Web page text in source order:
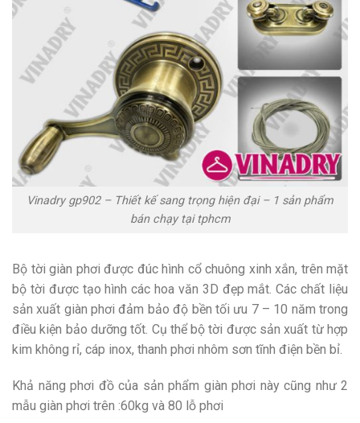
Vinadry gp902 – Thiết kế sang trọng hiện đại – 1 sản phẩm
bán chạy tại tphcm
Bộ tời giàn phơi được đúc hình cổ chuông xinh xắn, trên mặt
bộ tời được tạo hình các hoa văn 3D đẹp mắt. Các chất liệu
sản xuất giàn phơi đảm bảo độ bền tối ưu 7 – 10 năm trong
điều kiện bảo dưỡng tốt. Cụ thể bộ tời được sản xuất từ hợp
kim không rỉ, cáp inox, thanh phơi nhôm sơn tĩnh điện bền bỉ.
Khả năng phơi đồ của sản phẩm giàn phơi này cũng như 2
mẫu giàn phơi trên :60kg và 80 lỗ phơi